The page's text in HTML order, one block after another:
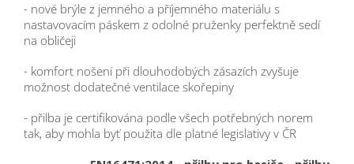
- nové brýle z jemného a příjemného materiálu s
nastavovacím páskem z odolné pruženky perfektně sedí
na obličeji
- komfort nošení při dlouhodobých zásazích zvyšuje
možnost dodatečné ventilace skořepiny
- přilba je certifikována podle všech potřebných norem
tak, aby mohla byť použita dle platné legislativy v ČR